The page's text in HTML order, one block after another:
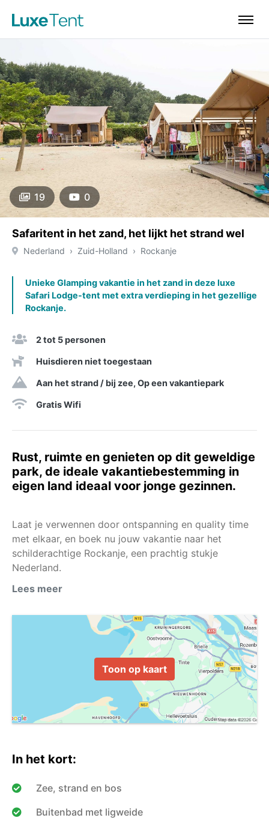
19 0
Safaritent in het zand, het lijkt het strand wel
Nederland Zuid-Holland Rockanje
Unieke Glamping vakantie in het zand in deze luxe
Safari Lodge-tent met extra verdieping in het gezellige
Rockanje.
2 tot 5 personen
Huisdieren niet toegestaan
Aan het strand / bij zee, Op een vakantiepark
Gratis Wifi
Rust, ruimte en genieten op dit geweldige
park, de ideale vakantiebestemming in
eigen land ideaal voor jonge gezinnen.
Laat je verwennen door ontspanning en quality time
met elkaar, en boek nu jouw vakantie naar het
schilderachtige Rockanje, een prachtig stukje
Nederland.
Lees meer
Toon op kaart
In het kort:
Zee, strand en bos
Buitenbad met ligweide